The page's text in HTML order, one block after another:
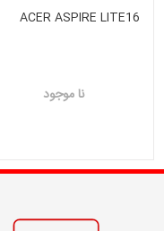
ACER ASPIRE LITE16
نا موجود